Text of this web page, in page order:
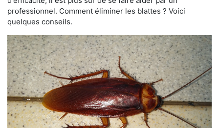
professionnel. Comment éliminer les blattes ? Voici
quelques conseils.